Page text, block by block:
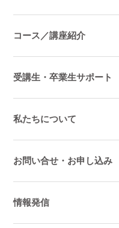
コース／講座紹介
受講生・卒業生サポート
私たちについて
お問い合せ・お申し込み
情報発信